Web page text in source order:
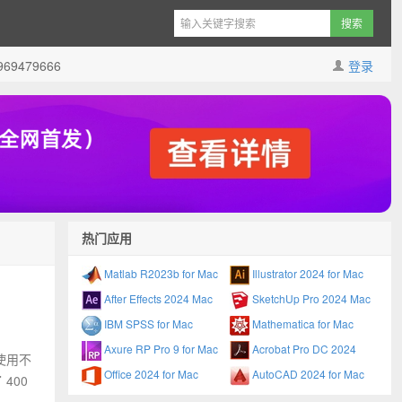
登录
用不
400
热门应用
Matlab R2023b for Mac
Illustrator 2024 for Mac
After Effects 2024 Mac
SketchUp Pro 2024 Mac
IBM SPSS for Mac
Mathematica for Mac
Axure RP Pro 9 for Mac
Acrobat Pro DC 2024
Office 2024 for Mac
AutoCAD 2024 for Mac